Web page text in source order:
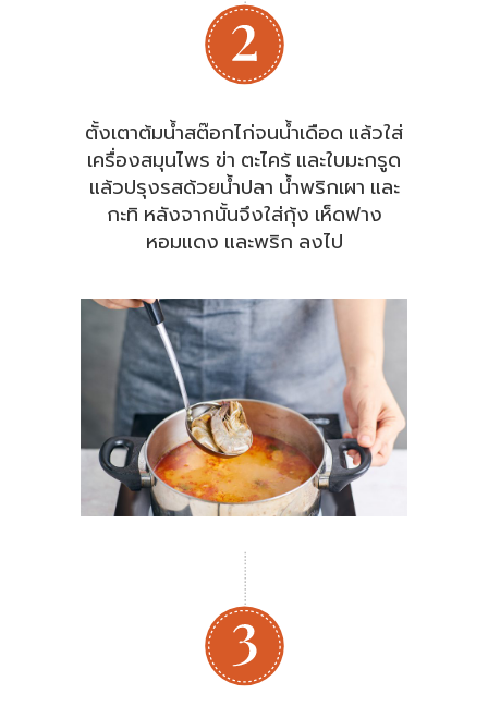
ตั้งเตาต้มน้ำสต๊อกไก่จนน้ำเดือด แล้วใส่
เครื่องสมุนไพร ข่า ตะไคร้ และใบมะกรูด
แล้วปรุงรสด้วยน้ำปลา น้ำพริกเผา และ
กะทิ หลังจากนั้นจึงใส่กุ้ง เห็ดฟาง
หอมแดง และพริก ลงไป